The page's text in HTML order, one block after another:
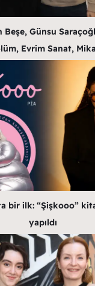
Günsu
Evrim Sanat,
bir ilk: “Şişkooo”
yapıldı